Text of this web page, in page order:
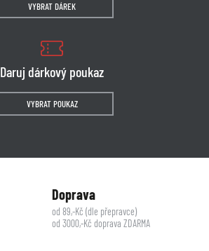
VYBRAT DÁREK
Daruj dárkový poukaz
VYBRAT POUKAZ
Doprava
od 89,-Kč (dle přepravce)
od 3000,-Kč doprava ZDARMA